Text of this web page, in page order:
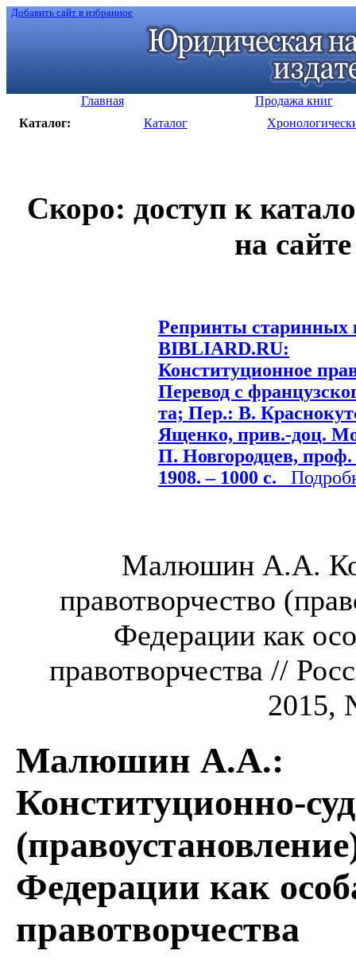
Добавить сайт в избранное
Главная
Продажа книг
Каталог:
Каталог
Скоро: доступ к
на
Репринты старинных
BIBLIARD.RU:
Конституционное
Перевод с
та; Пер.: В.
Ященко, прив.-доц.
П. Новгородцев,
1908. – 1000 с.
Малюшин А.А.
правотворчество
Федерации как
правотворчества //
2015,
Малюшин А.А.:
Конституционно-
Федерации как
правотворчества